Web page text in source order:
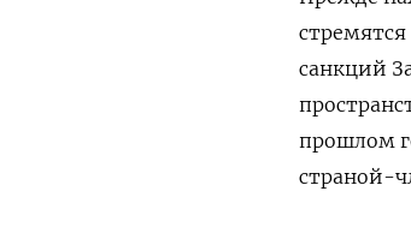
санкций
прошлом
страной-